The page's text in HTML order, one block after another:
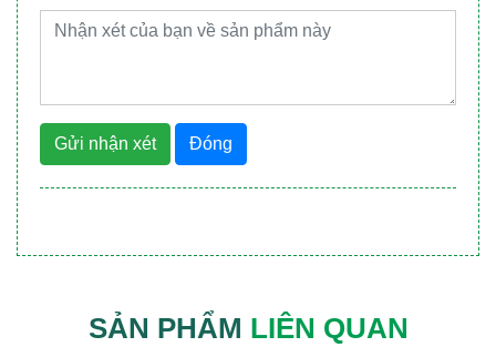
Gửi nhận xét Đóng
SẢN PHẨM LIÊN QUAN